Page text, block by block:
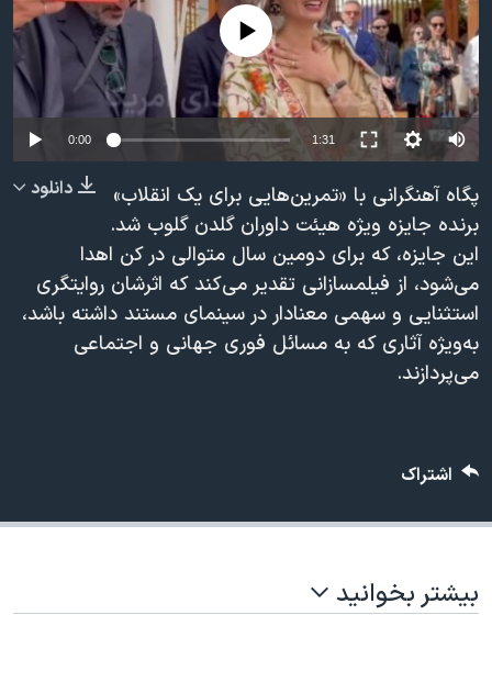
فرهنگ و زندگی
حقوق شهروندی
اقتصادی
علم و فناوری
گالری عکس
آرشیو پخش زنده
مستندها
انتخابات ریاست جمهوری آمریکا ۲۰۲۴
حمله جمهوری اسلامی به اسرائیل
رمز مهسا
اعتراضات زن، زندگی، آزادی
مجموعه مستندهای دادخواهی
تریبونال مردمی آبان ۹۸
دادگاه حمید نوری
چهل سال گروگان‌گیری
صفحه‌های ویژه
دنبال کنید
زبانهای مختلف
Auto
240p
360p
480p
720p
1080p
No media source currently available
0:00 1:31 Auto
480p
720p
1080p
دانلود
پگاه آهنگرانی با «تمرین‌هایی برای یک انقلاب»
برنده جایزه ویژه هیئت داوران گلدن گلوب شد.
این جایزه، که برای دومین سال متوالی در کن اهدا
می‌شود، از فیلمسازانی تقدیر می‌کند که اثرشان روایتگری
استثنایی و سهمی معنادار در سینمای مستند داشته باشد،
به‌ویژه آثاری که به مسائل فوری جهانی و اجتماعی
می‌پردازند.
اشتراک
بیشتر بخوانید